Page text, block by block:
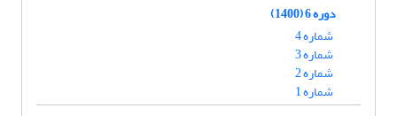
دوره 6 (1400)
شماره 4
شماره 3
شماره 2
شماره 1